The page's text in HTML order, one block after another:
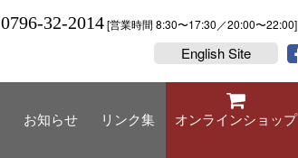
0796-32-2014[営業時間 8:30〜17:30／20:00〜22:00]
English Site
お知らせ リンク集 オンラインショップ